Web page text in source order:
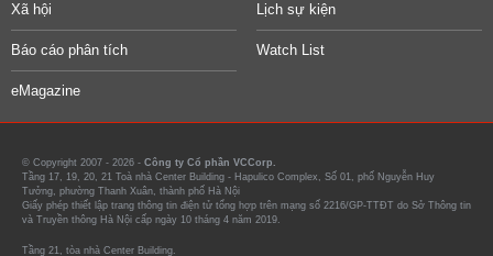
Xã hội Lịch sự kiện
Báo cáo phân tích Watch List
eMagazine
© Copyright 2007 - 2026 - Công ty Cổ phần VCCorp.
Tầng 17, 19, 20, 21 Toà nhà Center Building - Hapulico Complex, Số 01, phố Nguyễn Huy
Tưởng, phường Thanh Xuân, thành phố Hà Nội
Giấy phép thiết lập trang thông tin điện tử tổng hợp trên mạng số 2216/GP-TTĐT do Sở Thông tin
và Truyền thông Hà Nội cấp ngày 10 tháng 4 năm 2019.
Tầng 21, tòa nhà Center Building.